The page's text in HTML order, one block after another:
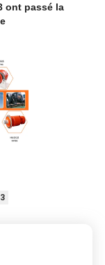
ont passé la